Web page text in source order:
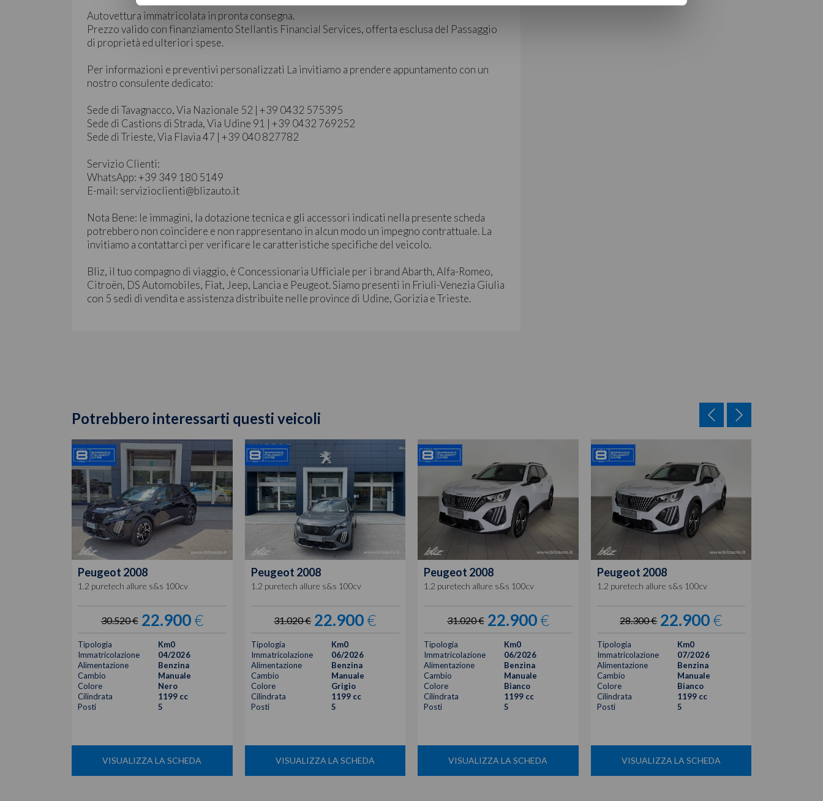
Autovettura immatricolata in pronta consegna.
Prezzo valido con finanziamento Stellantis Financial Services, offerta esclusa del Passaggio
di proprietà ed ulteriori spese.
Per informazioni e preventivi personalizzati La invitiamo a prendere appuntamento con un
nostro consulente dedicato:
Sede di Tavagnacco, Via Nazionale 52 | +39 0432 575395
Sede di Castions di Strada, Via Udine 91 | +39 0432 769252
Sede di Trieste, Via Flavia 47 | +39 040 827782
Servizio Clienti:
WhatsApp: +39 349 180 5149
E-mail: servizioclienti@blizauto.it
Nota Bene: le immagini, la dotazione tecnica e gli accessori indicati nella presente scheda
potrebbero non coincidere e non rappresentano in alcun modo un impegno contrattuale. La
invitiamo a contattarci per verificare le caratteristiche specifiche del veicolo.
Bliz, il tuo compagno di viaggio, è Concessionaria Ufficiale per i brand Abarth, Alfa-Romeo,
Citroën, DS Automobiles, Fiat, Jeep, Lancia e Peugeot. Siamo presenti in Friuli-Venezia Giulia
con 5 sedi di vendita e assistenza distribuite nelle province di Udine, Gorizia e Trieste.
Potrebbero interessarti questi veicoli
Peugeot 2008
1.2 puretech allure s&s 100cv
30.520 € 22.900€
Tipologia
Km0
Immatricolazione
04/2026
Alimentazione
Benzina
Cambio
Manuale
Colore
Nero
Cilindrata
1199 cc
Posti
5
VISUALIZZA LA SCHEDA
Peugeot 2008
1.2 puretech allure s&s 100cv
31.020 € 22.900€
Tipologia
Km0
Immatricolazione
06/2026
Alimentazione
Benzina
Cambio
Manuale
Colore
Grigio
Cilindrata
1199 cc
Posti
5
VISUALIZZA LA SCHEDA
Peugeot 2008
1.2 puretech allure s&s 100cv
31.020 € 22.900€
Tipologia
Km0
Immatricolazione
06/2026
Alimentazione
Benzina
Cambio
Manuale
Colore
Bianco
Cilindrata
1199 cc
Posti
5
VISUALIZZA LA SCHEDA
Peugeot 2008
1.2 puretech allure s&s 100cv
28.300 € 22.900€
Tipologia
Km0
Immatricolazione
07/2026
Alimentazione
Benzina
Cambio
Manuale
Colore
Bianco
Cilindrata
1199 cc
Posti
5
VISUALIZZA LA SCHEDA